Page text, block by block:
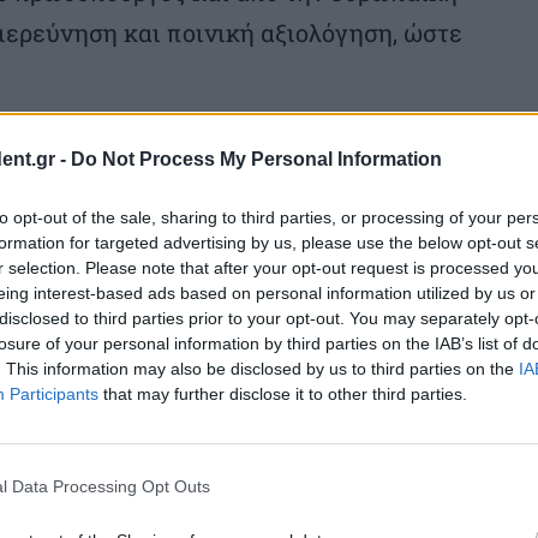
- Do Not Process My Personal Information
opt-out of the sale, sharing to third parties, or processing of your
for targeted advertising by us, please use the below opt-out
selection. Please note that after your opt-out request is processed
interest-based ads based on personal information utilized by us
to third parties prior to your opt-out. You may separately
of your personal information by third parties on the IAB’s list of
This information may also be disclosed by us to third parties on the
Participants that may further disclose it to other third parties.
Data Processing Opt Outs
και ποινική αξιολόγηση, ώστε
Ανάπτυξης Μακάριου Λαζαρίδη,
ξεκαθαρίζει ότι «οι πολίτες ζητούν,
με τα δημόσια πράγματα να είναι
και τυπικοί. Τα θέματα δημόσιου
συνδέονται με το πώς εισπράττει και
και επηρεάζουν την πολιτική
και να χρεώνουν, αλλά
και μια ειλικρινής αυτοκριτική».
με τη δήλωσή του προχώρησε σε